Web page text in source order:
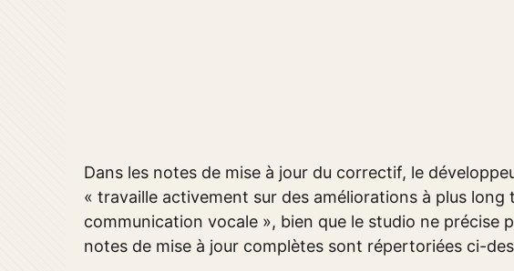
Dans les notes de mise à jour du correctif, le
« travaille activement sur des améliorations à plus long
communication vocale », bien que le studio ne précise
notes de mise à jour complètes sont répertoriées ci-